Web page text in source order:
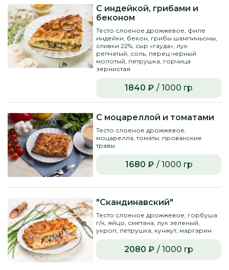
С индейкой, грибами и
беконом
Тесто слоеное дрожжевое, филе
индейки, бекон, грибы шампиньоны,
сливки 22%, сыр «гауда», лук
репчатый, соль, перец черный
молотый, петрушка, горчица
зернистая
1840 ₽ / 1000 гр
С моцареллой и томатами
Тесто слоеное дрожжевое,
моцарелла, томаты, прованские
травы
1680 ₽ / 1000 гр
"Скандинавский"
Тесто слоеное дрожжевое, горбуша
г/к, яйцо, сметана, лук зеленый,
укроп, петрушка, кунжут, маргарин
2080 ₽ / 1000 гр